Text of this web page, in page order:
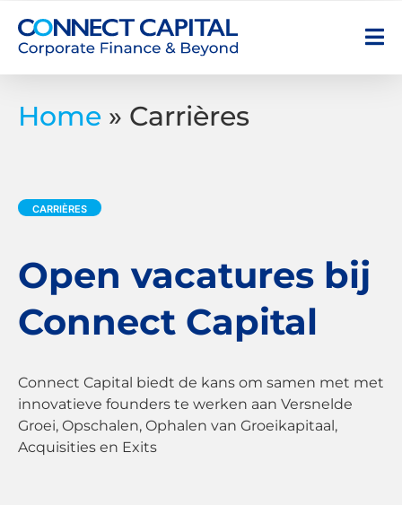
Home » Carrières
CARRIÈRES
Open vacatures bij
Connect Capital
Connect Capital biedt de kans om samen met met
innovatieve founders te werken aan Versnelde
Groei, Opschalen, Ophalen van Groeikapitaal,
Acquisities en Exits